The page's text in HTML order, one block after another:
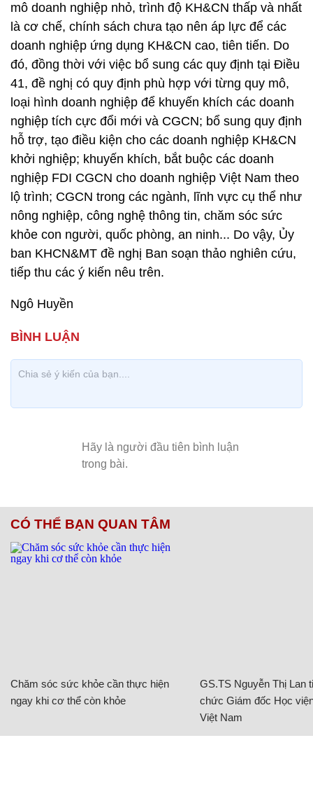
mô doanh nghiệp nhỏ, trình độ KH&CN thấp và nhất
là cơ chế, chính sách chưa tạo nên áp lực để các
doanh nghiệp ứng dụng KH&CN cao, tiên tiến. Do
đó, đồng thời với việc bổ sung các quy định tại Điều
41, đề nghị có quy định phù hợp với từng quy mô,
loại hình doanh nghiệp để khuyến khích các doanh
nghiệp tích cực đổi mới và CGCN; bổ sung quy định
hỗ trợ, tạo điều kiện cho các doanh nghiệp KH&CN
khởi nghiệp; khuyến khích, bắt buộc các doanh
nghiệp FDI CGCN cho doanh nghiệp Việt Nam theo
lộ trình; CGCN trong các ngành, lĩnh vực cụ thể như
nông nghiệp, công nghệ thông tin, chăm sóc sức
khỏe con người, quốc phòng, an ninh... Do vậy, Ủy
ban KHCN&MT đề nghị Ban soạn thảo nghiên cứu,
tiếp thu các ý kiến nêu trên.
Ngô Huyền
CÓ THỂ BẠN QUAN TÂM
Chăm sóc sức khỏe cần thực hiện
ngay khi cơ thể còn khỏe
GS.TS Nguyễn Thị Lan
chức Giám đốc Học
Việt Nam